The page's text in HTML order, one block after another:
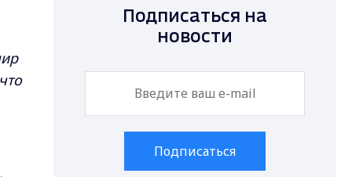
Подписаться на
новости
Подписаться